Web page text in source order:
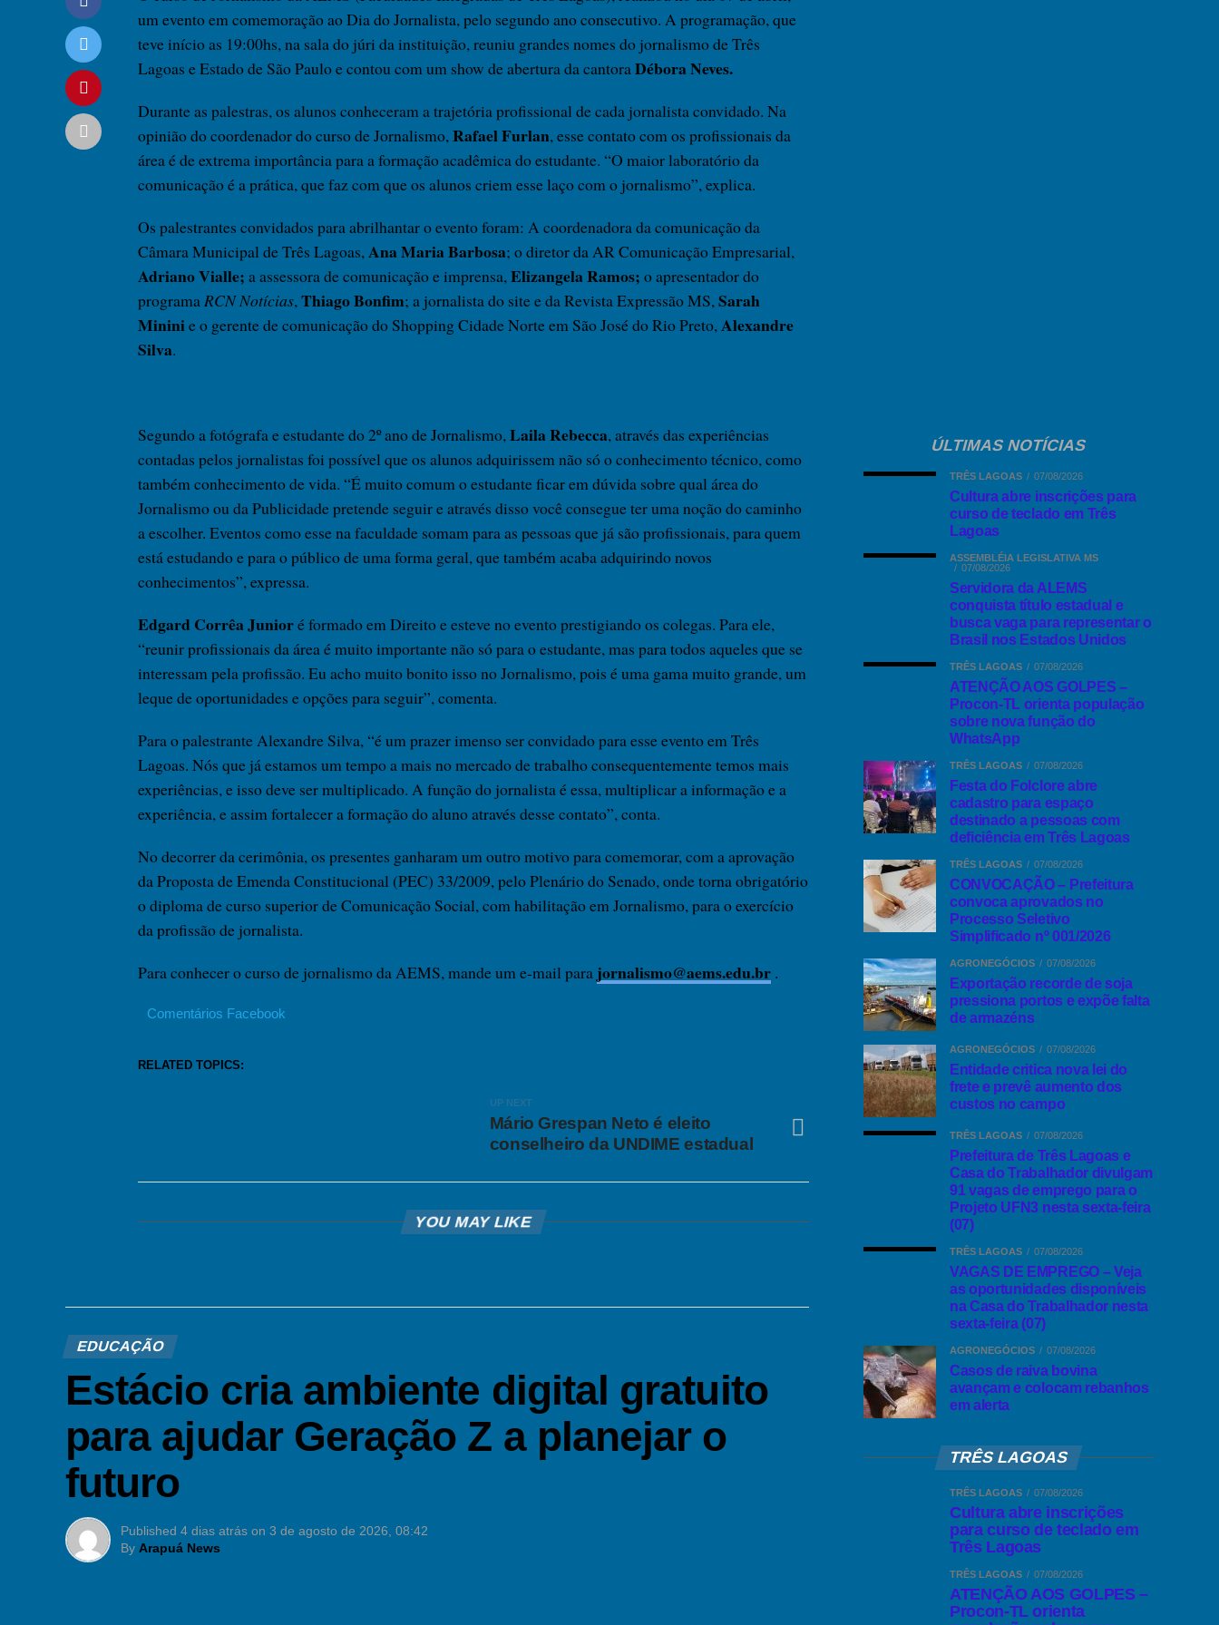
um evento em comemoração ao Dia do Jornalista, pelo segundo ano consecutivo. A programação, que
teve início as 19:00hs, na sala do júri da instituição, reuniu grandes nomes do jornalismo de Três
Lagoas e Estado de São Paulo e contou com um show de abertura da cantoraDébora Neves.
Durante as palestras, os alunos conheceram a trajetória profissional de cada jornalista convidado. Na
opinião do coordenador do curso de Jornalismo,Rafael Furlan, esse contato com os profissionais da
área é de extrema importância para a formação acadêmica do estudante. “O maior laboratório da
comunicação é a prática, que faz com que os alunos criem esse laço com o jornalismo”, explica.
Os palestrantes convidados para abrilhantar o evento foram: A coordenadora da comunicação da
Câmara Municipal de Três Lagoas,Ana Maria Barbosa; o diretor da AR Comunicação Empresarial,
Adriano Vialle; a assessora de comunicação e imprensa,Elizangela Ramos; o apresentador do
programaRCN Notícias,Thiago Bonfim; a jornalista do site e da Revista Expressão MS,Sarah
Mininie o gerente de comunicação do Shopping Cidade Norte em São José do Rio Preto,Alexandre
Silva.
Segundo a fotógrafa e estudante do 2º ano de Jornalismo,Laila Rebecca, através das experiências
contadas pelos jornalistas foi possível que os alunos adquirissem não só o conhecimento técnico, como
também conhecimento de vida. “É muito comum o estudante ficar em dúvida sobre qual área do
Jornalismo ou da Publicidade pretende seguir e através disso você consegue ter uma noção do caminho
a escolher. Eventos como esse na faculdade somam para as pessoas que já são profissionais, para quem
está estudando e para o público de uma forma geral, que também acaba adquirindo novos
conhecimentos”, expressa.
Edgard Corrêa Junioré formado em Direito e esteve no evento prestigiando os colegas. Para ele,
“reunir profissionais da área é muito importante não só para o estudante, mas para todos aqueles que se
interessam pela profissão. Eu acho muito bonito isso no Jornalismo, pois é uma gama muito grande, um
leque de oportunidades e opções para seguir”, comenta.
Para o palestrante Alexandre Silva, “é um prazer imenso ser convidado para esse evento em Três
Lagoas. Nós que já estamos um tempo a mais no mercado de trabalho consequentemente temos mais
experiências, e isso deve ser multiplicado. A função do jornalista é essa, multiplicar a informação e a
experiência, e assim fortalecer a formação do aluno através desse contato”, conta.
No decorrer da cerimônia, os presentes ganharam um outro motivo para comemorar, com a aprovação
da Proposta de Emenda Constitucional (PEC) 33/2009, pelo Plenário do Senado, onde torna obrigatório
o diploma de curso superior de Comunicação Social, com habilitação em Jornalismo, para o exercício
da profissão de jornalista.
Para conhecer o curso de jornalismo da AEMS, mande um e-mail para jornalismo@aems.edu.br .
Comentários Facebook
RELATED TOPICS:
UP NEXT
Mário Grespan Neto é eleito
conselheiro da UNDIME estadual
YOU MAY LIKE
EDUCAÇÃO
Estácio cria ambiente digital gratuito
para ajudar Geração Z a planejar o
futuro
Published 4 dias atrás on 3 de agosto de 2026, 08:42
By Arapuá News
ÚLTIMAS NOTÍCIAS
TRÊS LAGOAS 07/08/2026
Cultura abre inscrições para
curso de teclado em Três
Lagoas
ASSEMBLÉIA LEGISLATIVA MS
07/08/2026
Servidora da ALEMS
conquista título estadual e
busca vaga para representar o
Brasil nos Estados Unidos
TRÊS LAGOAS 07/08/2026
ATENÇÃO AOS GOLPES –
Procon-TL orienta população
sobre nova função do
WhatsApp
TRÊS LAGOAS 07/08/2026
Festa do Folclore abre
cadastro para espaço
destinado a pessoas com
deficiência em Três Lagoas
TRÊS LAGOAS 07/08/2026
CONVOCAÇÃO – Prefeitura
convoca aprovados no
Processo Seletivo
Simplificado nº 001/2026
AGRONEGÓCIOS 07/08/2026
Exportação recorde de soja
pressiona portos e expõe falta
de armazéns
AGRONEGÓCIOS 07/08/2026
Entidade critica nova lei do
frete e prevê aumento dos
custos no campo
TRÊS LAGOAS 07/08/2026
Prefeitura de Três Lagoas e
Casa do Trabalhador divulgam
91 vagas de emprego para o
Projeto UFN3 nesta sexta-feira
(07)
TRÊS LAGOAS 07/08/2026
VAGAS DE EMPREGO – Veja
as oportunidades disponíveis
na Casa do Trabalhador nesta
sexta-feira (07)
AGRONEGÓCIOS 07/08/2026
Casos de raiva bovina
avançam e colocam rebanhos
em alerta
TRÊS LAGOAS
TRÊS LAGOAS 07/08/2026
Cultura abre inscrições
para curso de teclado em
Três Lagoas
TRÊS LAGOAS 07/08/2026
ATENÇÃO AOS GOLPES –
Procon-TL orienta